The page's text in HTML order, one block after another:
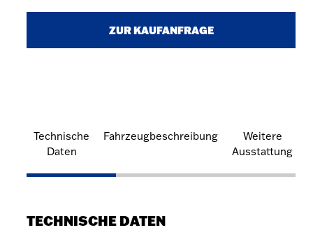
ZUR KAUFANFRAGE
Technische
Daten
Fahrzeugbeschreibung
Weitere
Ausstattung
TECHNISCHE DATEN